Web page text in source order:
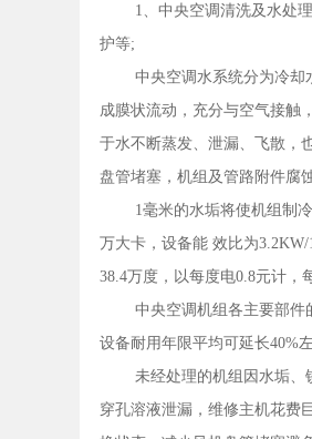
1、中央空调清洗及水处
护等;
中央空调水系统分为冷却
成膜状流动，充分与空气接触
于水不断蒸发、泄漏、飞散，
盘管堵塞，机组及管路附件腐
1毫米的水垢将使机组制
万大卡，设备能 效比为
38.4万度，以每度电0.8元计，
中央空调机组各主要部件
设备耐用年限平均可延长40%左
未经处理的机组因水垢
穿孔溶液泄漏，维修主机花费